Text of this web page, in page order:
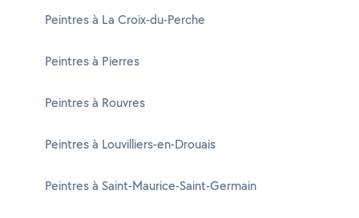
Peintres à La Croix-du-Perche
Peintres à Pierres
Peintres à Rouvres
Peintres à Louvilliers-en-Drouais
Peintres à Saint-Maurice-Saint-Germain